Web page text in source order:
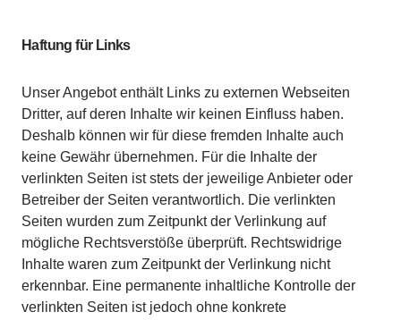
Haftung für Links
Unser Angebot enthält Links zu externen Webseiten
Dritter, auf deren Inhalte wir keinen Einfluss haben.
Deshalb können wir für diese fremden Inhalte auch
keine Gewähr übernehmen. Für die Inhalte der
verlinkten Seiten ist stets der jeweilige Anbieter oder
Betreiber der Seiten verantwortlich. Die verlinkten
Seiten wurden zum Zeitpunkt der Verlinkung auf
mögliche Rechtsverstöße überprüft. Rechtswidrige
Inhalte waren zum Zeitpunkt der Verlinkung nicht
erkennbar. Eine permanente inhaltliche Kontrolle der
verlinkten Seiten ist jedoch ohne konkrete